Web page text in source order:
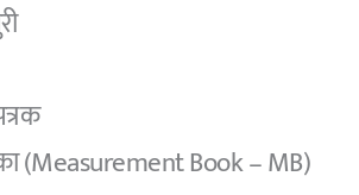
(Measurement Book – MB)